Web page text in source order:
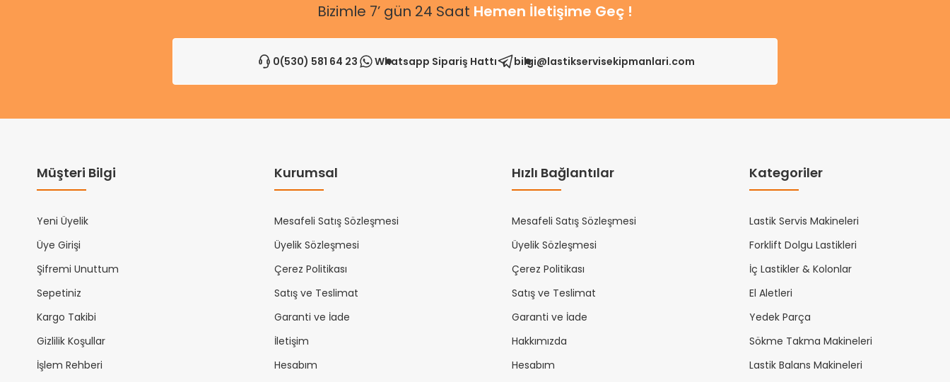
Bizimle 7’ gün 24 Saat Hemen İletişime Geç !
0(530) 581 64 23 Whatsapp Sipariş Hattı bilgi@lastikservisekipmanlari.com
Müşteri Bilgi
Yeni Üyelik
Üye Girişi
Şifremi Unuttum
Sepetiniz
Kargo Takibi
Gizlilik Koşullar
İşlem Rehberi
Kurumsal
Mesafeli Satış Sözleşmesi
Üyelik Sözleşmesi
Çerez Politikası
Satış ve Teslimat
Garanti ve İade
İletişim
Hesabım
Hızlı Bağlantılar
Mesafeli Satış Sözleşmesi
Üyelik Sözleşmesi
Çerez Politikası
Satış ve Teslimat
Garanti ve İade
Hakkımızda
Hesabım
Kategoriler
Lastik Servis Makineleri
Forklift Dolgu Lastikleri
İç Lastikler & Kolonlar
El Aletleri
Yedek Parça
Sökme Takma Makineleri
Lastik Balans Makineleri